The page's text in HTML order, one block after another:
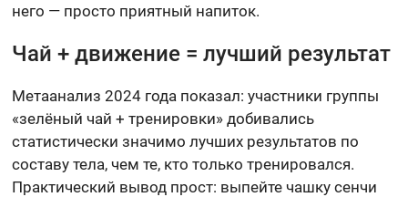
него — просто приятный напиток.
Чай + движение = лучший результат
Метаанализ 2024 года показал: участники группы
«зелёный чай + тренировки» добивались
статистически значимо лучших результатов по
составу тела, чем те, кто только тренировался.
Практический вывод прост: выпейте чашку сенчи